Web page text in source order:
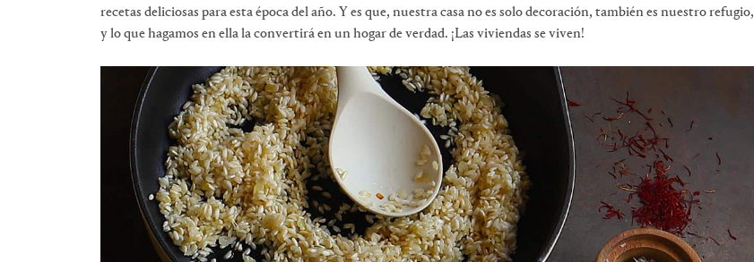
recetas deliciosas para esta época del año. Y es que, nuestra casa no es solo decoración, también es nuestro refugio,
y lo que hagamos en ella la convertirá en un hogar de verdad. ¡Las viviendas se viven!